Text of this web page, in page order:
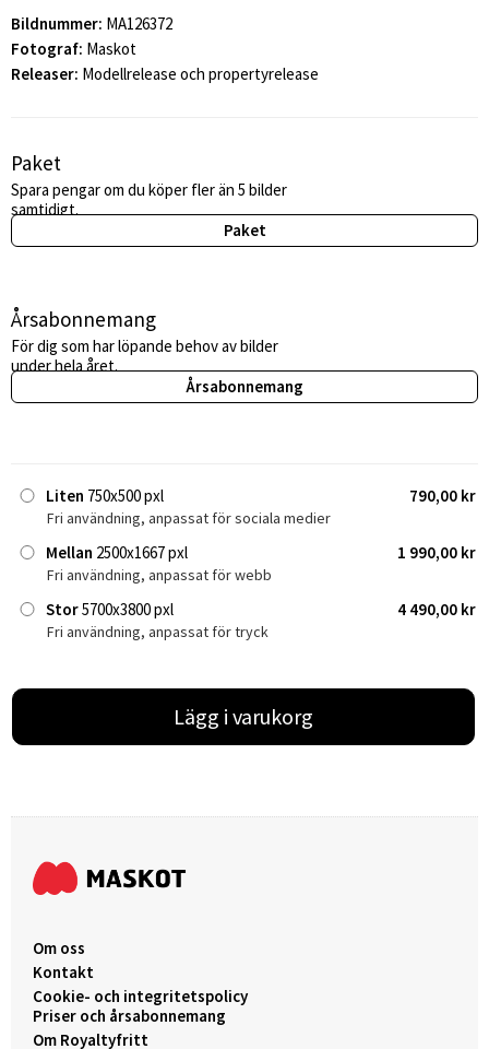
Bildnummer: MA126372
Fotograf: Maskot
Releaser: Modellrelease och propertyrelease
Paket
Spara pengar om du köper fler än 5 bilder
samtidigt.
Paket
Årsabonnemang
För dig som har löpande behov av bilder
under hela året.
Årsabonnemang
Liten 750x500 pxl 790,00 kr
Fri användning, anpassat för sociala medier
Mellan 2500x1667 pxl 1 990,00 kr
Fri användning, anpassat för webb
Stor5700x3800 pxl 4 490,00 kr
Fri användning, anpassat för tryck
Lägg i varukorg
Om oss
Kontakt
Cookie- och integritetspolicy
Priser och årsabonnemang
Om Royaltyfritt